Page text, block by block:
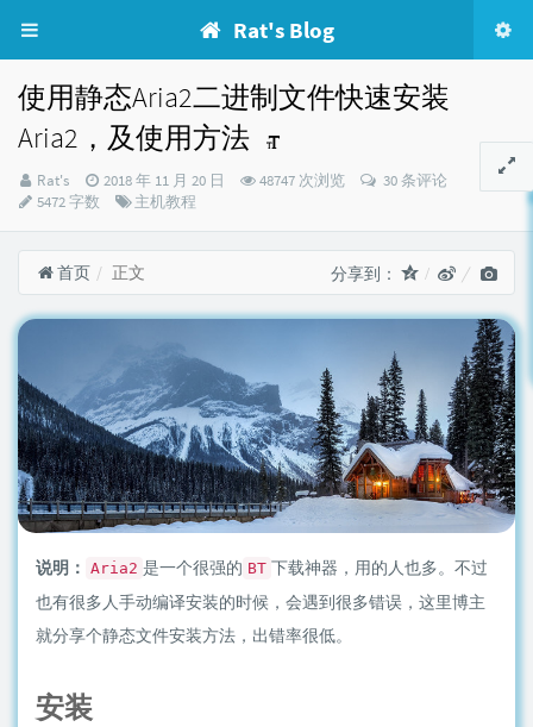
Rat's Blog
使用静态Aria2二进制文件快速安装
Aria2，及使用方法
博
主：
Rat's
发
布
2018 年 11 月 20 日 48747 次浏览
30 条评论
5472 字数
分
主机教程
首页 正文 分享到：
说明： Aria2 是一个很强的 BT 下载神器，用的人也多。不过
也有很多人手动编译安装的时候，会遇到很多错误，这里博主
就分享个静态文件安装方法，出错率很低。
安装